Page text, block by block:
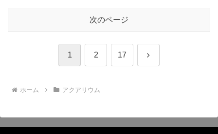
次のページ
1 2 17 次
ホーム アクアリウム